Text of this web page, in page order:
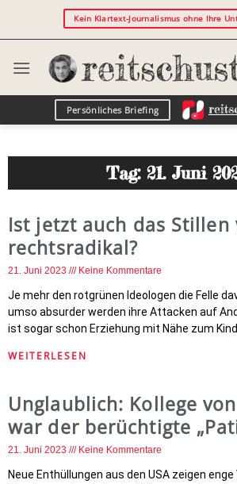
Kein Klartext-Journalismus ohne Ihre
Persönliches Briefing
Tag: 21. Juni
Ist jetzt auch das Stillen
rechtsradikal?
21. Juni 2023 Keine Kommentare
Je mehr den rotgrünen Ideologen die Felle
umso absurder werden ihre Attacken auf
ist sogar schon Erziehung mit Nähe zum
WEITERLESEN
Unglaublich: Kollege
war der berüchtigte
21. Juni 2023 Keine Kommentare
Neue Enthüllungen aus den USA zeigen